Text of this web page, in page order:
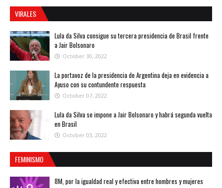
VIRALES
Lula da Silva consigue su tercera presidencia de Brasil frente
a Jair Bolsonaro
October 30, 2022
La portavoz de la presidencia de Argentina deja en evidencia a
Ayuso con su contundente respuesta
October 07, 2022
Lula da Silva se impone a Jair Bolsonaro y habrá segunda vuelta
en Brasil
October 03, 2022
FEMINISMO
8M, por la igualdad real y efectiva entre hombres y mujeres